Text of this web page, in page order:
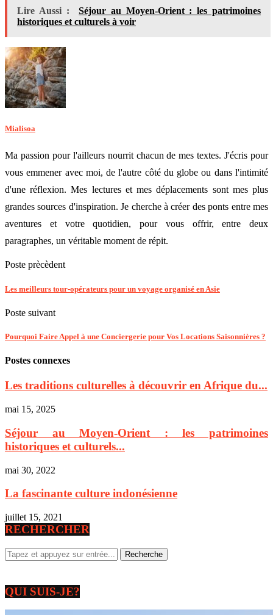
Lire Aussi :
Séjour au Moyen-Orient : les patrimoines
historiques et culturels à voir
Mialisoa
Ma passion pour l'ailleurs nourrit chacun de mes textes. J'écris pour
vous emmener avec moi, de l'autre côté du globe ou dans l'intimité
d'une réflexion. Mes lectures et mes déplacements sont mes plus
grandes sources d'inspiration. Je cherche à créer des ponts entre mes
aventures et votre quotidien, pour vous offrir, entre deux
paragraphes, un véritable moment de répit.
Poste prècèdent
Les meilleurs tour-opérateurs pour un voyage organisé en Asie
Poste suivant
Pourquoi Faire Appel à une Conciergerie pour Vos Locations Saisonnières ?
Postes connexes
Les traditions culturelles à découvrir en Afrique du...
mai 15, 2025
Séjour au Moyen-Orient : les patrimoines
historiques et culturels...
mai 30, 2022
La fascinante culture indonésienne
juillet 15, 2021
RECHERCHER
QUI SUIS-JE?